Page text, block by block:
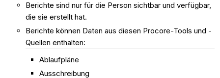
Berichte sind nur für die Person sichtbar und verfügbar,
die sie erstellt hat.
Berichte können Daten aus diesen Procore-Tools und -
Quellen enthalten:
Ablaufpläne
Ausschreibung